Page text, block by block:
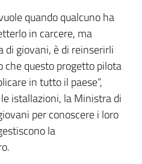
quando qualcuno ha
in carcere, ma
di giovani, è di reinserirli
che questo progetto pilota
in tutto il paese”,
istallazioni, la Ministra di
per conoscere i loro
la